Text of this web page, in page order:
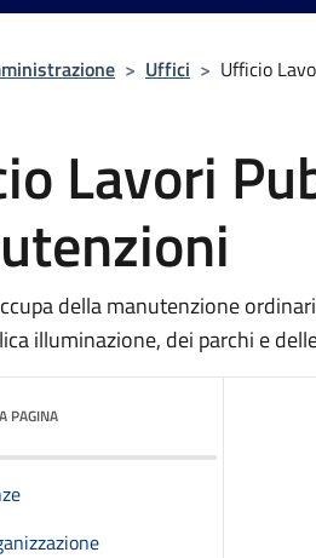
> Uffici > Ufficio
Lavori
della manutenzione
illuminazione, dei parchi e
PAGINA